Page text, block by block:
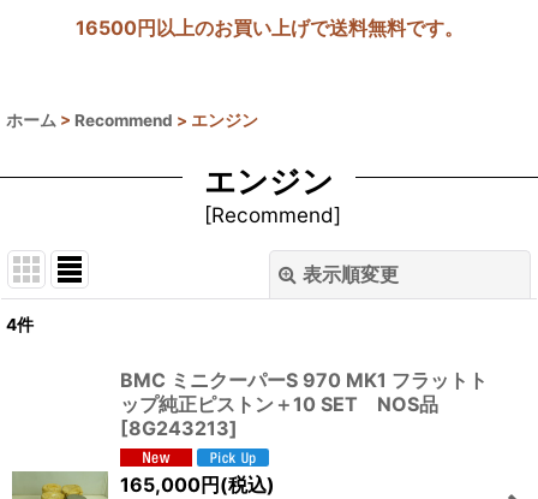
16500円以上のお買い上げで送料無料です。
ホーム > Recommend > エンジン
エンジン
[Recommend]
表示順変更
絞り込む
4件
BMC ミニクーパーS 970 MK1 フラットト
ップ純正ピストン＋10 SET NOS品
[8G243213]
165,000円 (税込)